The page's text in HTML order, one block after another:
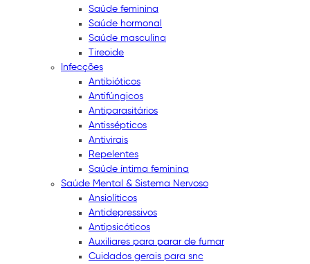
Saúde feminina
Saúde hormonal
Saúde masculina
Tireoide
Infecções
Antibióticos
Antifúngicos
Antiparasitários
Antissépticos
Antivirais
Repelentes
Saúde íntima feminina
Saúde Mental & Sistema Nervoso
Ansiolíticos
Antidepressivos
Antipsicóticos
Auxiliares para parar de fumar
Cuidados gerais para snc